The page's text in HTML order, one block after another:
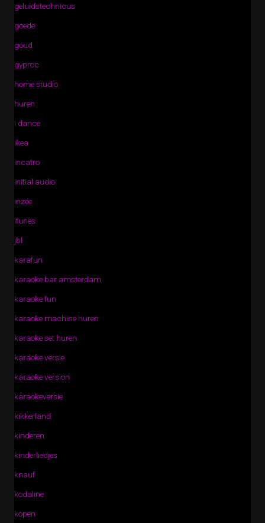
geluidstechnicus
goede
goud
gyproc
home studio
huren
i dance
ikea
incatro
initial audio
inzee
itunes
jbl
karafun
karaoke bar amsterdam
karaoke fun
karaoke machine huren
karaoke set huren
karaoke versie
karaoke version
karaokeversie
kikkerland
kinderen
kinderliedjes
knauf
kodaline
kopen